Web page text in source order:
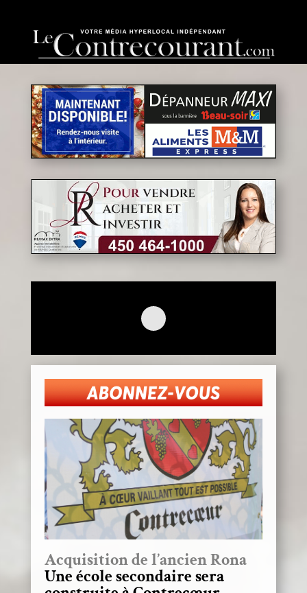
Acquisition de l’ancien Rona
Une école secondaire sera